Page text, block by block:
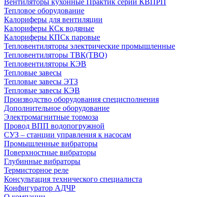
Вентиляторы кухонные Практик серии КВПРП
Тепловое оборудование
Калориферы для вентиляции
Калориферы КСк водяные
Калориферы КПСк паровые
Тепловентиляторы электрические промышленные
Тепловентиляторы ТВК(ТВО)
Тепловентиляторы КЭВ
Тепловые завесы
Тепловые завесы ЭТЗ
Тепловые завесы КЭВ
Производство оборудования специсполнения
Дополнительное оборудование
Электромагнитные тормоза
Провод ВПП водопогружной
СУЗ – станции управления к насосам
Промышленные вибраторы
Поверхностные вибраторы
Глубинные вибраторы
Термисторное реле
Консультация технического специалиста
Конфигуратор АДЧР